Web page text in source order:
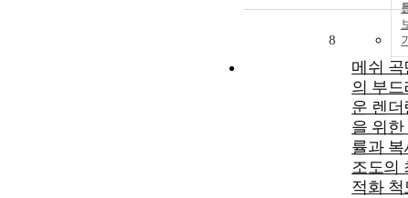
8
메쉬 곡
의 부드
운 렌더
을 위한
률과 복
조도의
적화 척